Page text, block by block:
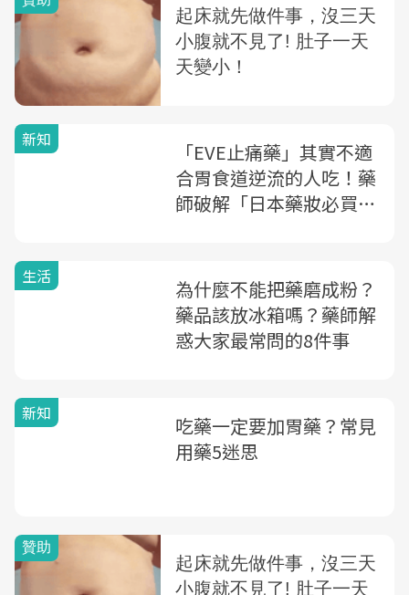
新知
「EVE止痛藥」其實不適
合胃食道逆流的人吃！藥
師破解「日本藥妝必買清
生活
為什麼不能把藥磨成粉？
藥品該放冰箱嗎？藥師解
惑大家最常問的8件事
新知
吃藥一定要加胃藥？常見
用藥5迷思